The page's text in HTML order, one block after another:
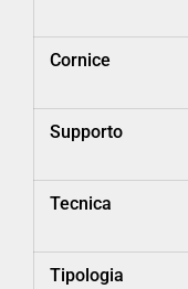
Cornice
Supporto
Tecnica
Tipologia